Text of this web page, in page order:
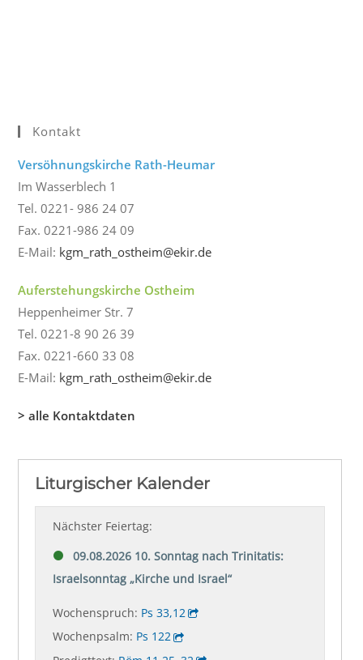
Kontakt
Versöhnungskirche Rath-Heumar
Im Wasserblech 1
Tel. 0221- 986 24 07
Fax. 0221-986 24 09
E-Mail: kgm_rath_ostheim@ekir.de
Auferstehungskirche Ostheim
Heppenheimer Str. 7
Tel. 0221-8 90 26 39
Fax. 0221-660 33 08
E-Mail: kgm_rath_ostheim@ekir.de
> alle Kontaktdaten